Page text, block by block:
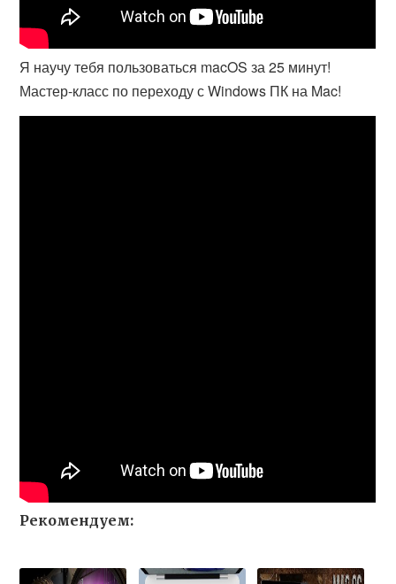
Я научу тебя пользоваться macOS за 25 минут!
Мастер-класс по переходу с Windows ПК на Mac!
Рекомендуем: